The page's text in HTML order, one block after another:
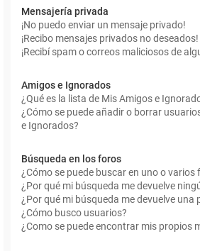
Mensajería privada
¡No puedo enviar un mensaje privado!
¡Recibo mensajes privados no deseados!
¡Recibí spam o correos maliciosos de
Amigos e Ignorados
¿Qué es la lista de Mis Amigos e
¿Cómo se puede añadir o borrar
e Ignorados?
Búsqueda en los foros
¿Cómo se puede buscar en uno o varios
¿Por qué mi búsqueda me devuelve
¿Por qué mi búsqueda me devuelve una
¿Cómo busco usuarios?
¿Como se puede encontrar mis propios